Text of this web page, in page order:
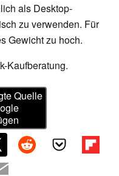
als Desktop-
zu verwenden. Für
Gewicht zu hoch.
Kaufberatung.
Quelle